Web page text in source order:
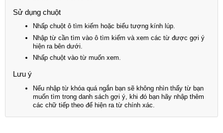
Sử dụng chuột
Nhấp chuột ô tìm kiếm hoặc biểu tượng kính lúp.
Nhập từ cần tìm vào ô tìm kiếm và xem các từ được gợi ý
hiện ra bên dưới.
Nhấp chuột vào từ muốn xem.
Lưu ý
Nếu nhập từ khóa quá ngắn bạn sẽ không nhìn thấy từ bạn
muốn tìm trong danh sách gợi ý, khi đó bạn hãy nhập thêm
các chữ tiếp theo để hiện ra từ chính xác.